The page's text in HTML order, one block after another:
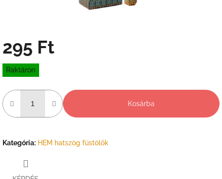
295 Ft
Egységár:
Raktáron
Kosárba
Kategória: HEM hatszög füstölők